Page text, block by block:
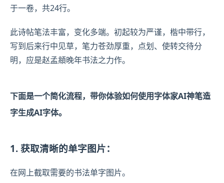
于一卷，共24行。
此诗帖笔法丰富，变化多端。初起较为严谨，楷中带行，
写到后来行中见草，笔力苍劲厚重，点划、使转交待分
明，应是赵孟頫晚年书法之力作。
下面是一个简化流程，带你体验如何使用字体家AI神笔造
字生成AI字体。
1. 获取清晰的单字图片：
在网上截取需要的书法单字图片。